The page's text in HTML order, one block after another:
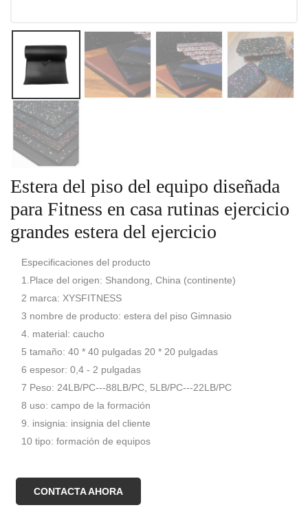
Estera del piso del equipo diseñada
para Fitness en casa rutinas ejercicio
grandes estera del ejercicio
Especificaciones del producto
1.Place del origen: Shandong, China (continente)
2 marca: XYSFITNESS
3 nombre de producto: estera del piso Gimnasio
4. material: caucho
5 tamaño: 40 * 40 pulgadas 20 * 20 pulgadas
6 espesor: 0,4 - 2 pulgadas
7 Peso: 24LB/PC---88LB/PC, 5LB/PC---22LB/PC
8 uso: campo de la formación
9. insignia: insignia del cliente
10 tipo: formación de equipos
CONTACTA AHORA